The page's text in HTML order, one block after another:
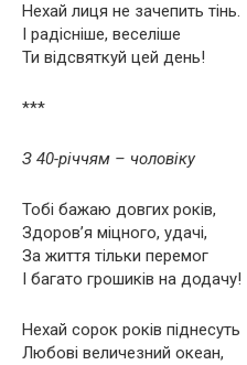
Нехай лиця не зачепить тінь.
І радісніше, веселіше
Ти відсвяткуй цей день!
***
З 40-річчям – чоловіку
Тобі бажаю довгих років,
Здоров’я міцного, удачі,
За життя тільки перемог
І багато грошиків на додачу!
Нехай сорок років піднесуть
Любові величезний океан,